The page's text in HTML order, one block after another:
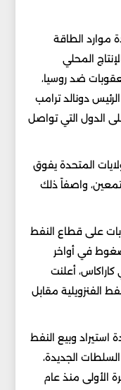
موارد الطاقة
المحلي
ضد روسيا،
دونالد ترامب
رسوم تصل إلى 500% على الدول التي تواصل
المتحدة يفوق
واصفاً ذلك
على قطاع النفط
في أواخر
كاراكاس، أعلنت
الفنزويلية مقابل
استيراد وبيع النفط
الجديدة،
الأولى منذ عام